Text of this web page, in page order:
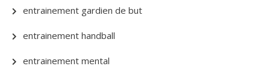
entrainement gardien de but
entrainement handball
entrainement mental